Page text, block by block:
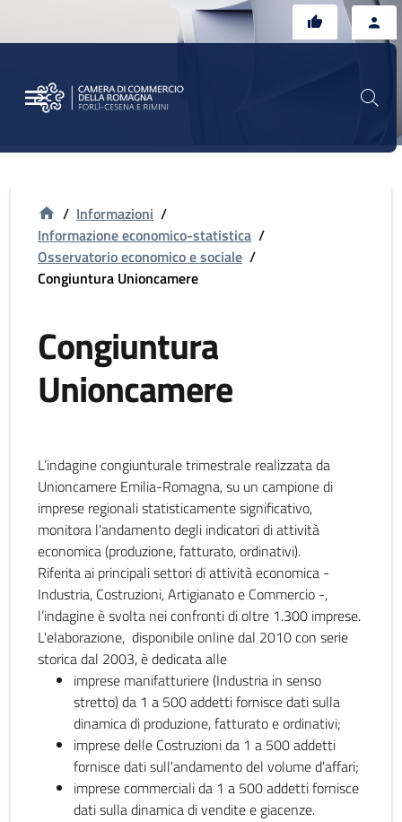
/ Informazioni /
Informazione economico-statistica /
Osservatorio economico e sociale /
Congiuntura Unioncamere
Congiuntura
Unioncamere
L’indagine congiunturale trimestrale realizzata da
Unioncamere Emilia-Romagna, su un campione di
imprese regionali statisticamente significativo,
monitora l'andamento degli indicatori di attività
economica (produzione, fatturato, ordinativi).
Riferita ai principali settori di attività economica -
Industria, Costruzioni, Artigianato e Commercio -,
l’indagine è svolta nei confronti di oltre 1.300 imprese.
L'elaborazione, disponibile online dal 2010 con serie
storica dal 2003, è dedicata alle
imprese manifatturiere (Industria in senso
stretto) da 1 a 500 addetti fornisce dati sulla
dinamica di produzione, fatturato e ordinativi;
imprese delle Costruzioni da 1 a 500 addetti
fornisce dati sull'andamento del volume d'affari;
imprese commerciali da 1 a 500 addetti fornisce
dati sulla dinamica di vendite e giacenze.